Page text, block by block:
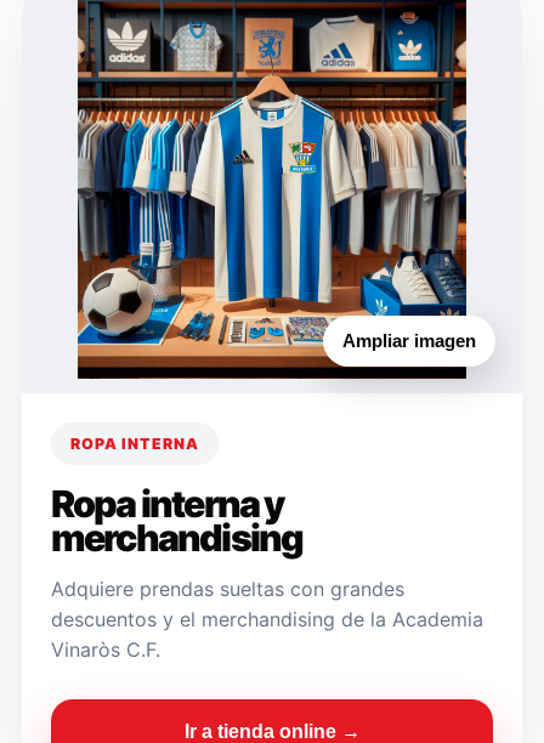
Ampliar imagen
ROPA INTERNA
Ropa interna y
merchandising
Adquiere prendas sueltas con grandes
descuentos y el merchandising de la Academia
Vinaròs C.F.
Ir a tienda online →